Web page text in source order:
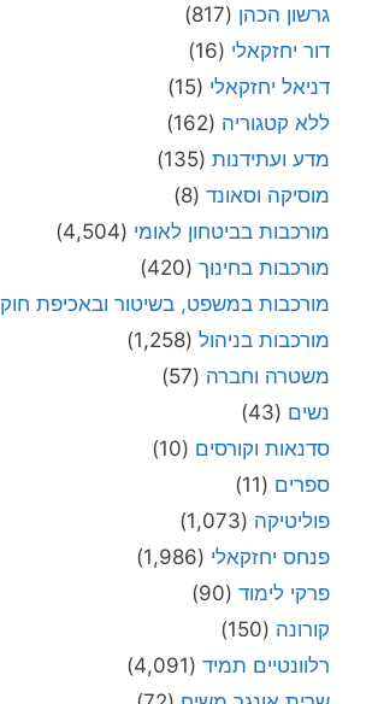
גרשון הכהן(817)
דור יחזקאלי(16)
דניאל יחזקאלי(15)
ללא קטגוריה(162)
מדע ועתידנות(135)
מוסיקה וסאונד(8)
מורכבות בביטחון לאומי(4,504)
מורכבות בחינוך(420)
מורכבות במשפט, בשיטור ובאכיפת חוק(2,103)
מורכבות בניהול(1,258)
משטרה וחברה(57)
נשים(43)
סדנאות וקורסים(10)
ספרים(11)
פוליטיקה(1,073)
פנחס יחזקאלי(1,986)
פרקי לימוד(90)
קורונה(150)
רלוונטיים תמיד(4,091)